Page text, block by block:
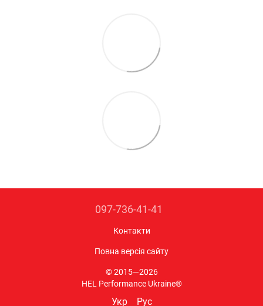
097-736-41-41
Контакти
Повна версія сайту
© 2015—2026
HEL Performance Ukraine®
Укр Рус